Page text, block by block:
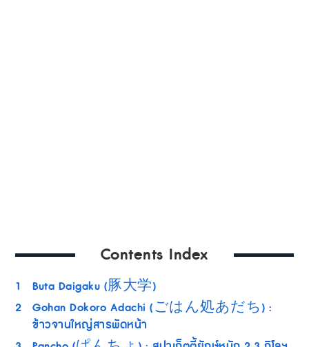
Contents Index
1
Buta Daigaku (豚大学)
2 Gohan Dokoro Adachi (ごはん処あだち) :
ข้าวจานใหญ่สารพัดหน้า